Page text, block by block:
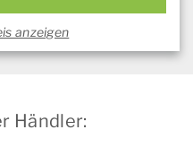
anzeigen
Händler: